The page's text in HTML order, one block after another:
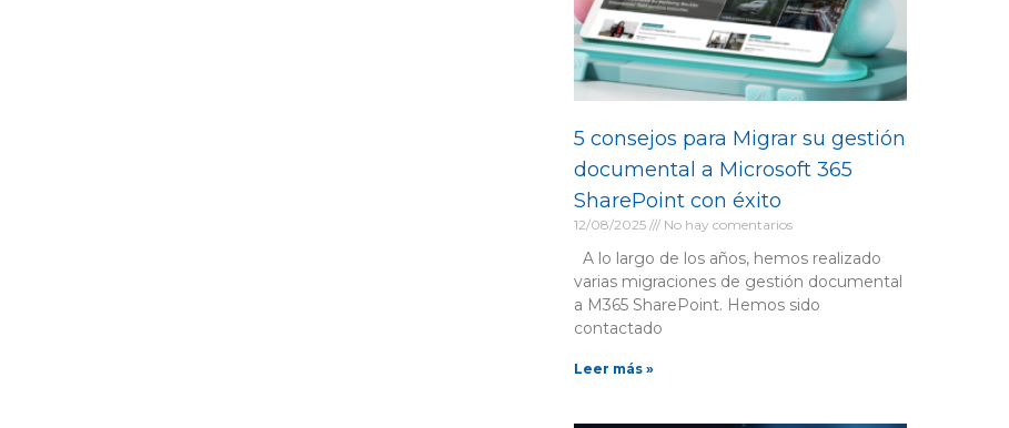
5 consejos para Migrar su gestión
documental a Microsoft 365
SharePoint con éxito
12/08/2025 No hay comentarios
A lo largo de los años, hemos realizado
varias migraciones de gestión documental
a M365 SharePoint. Hemos sido
contactado
Leer más »